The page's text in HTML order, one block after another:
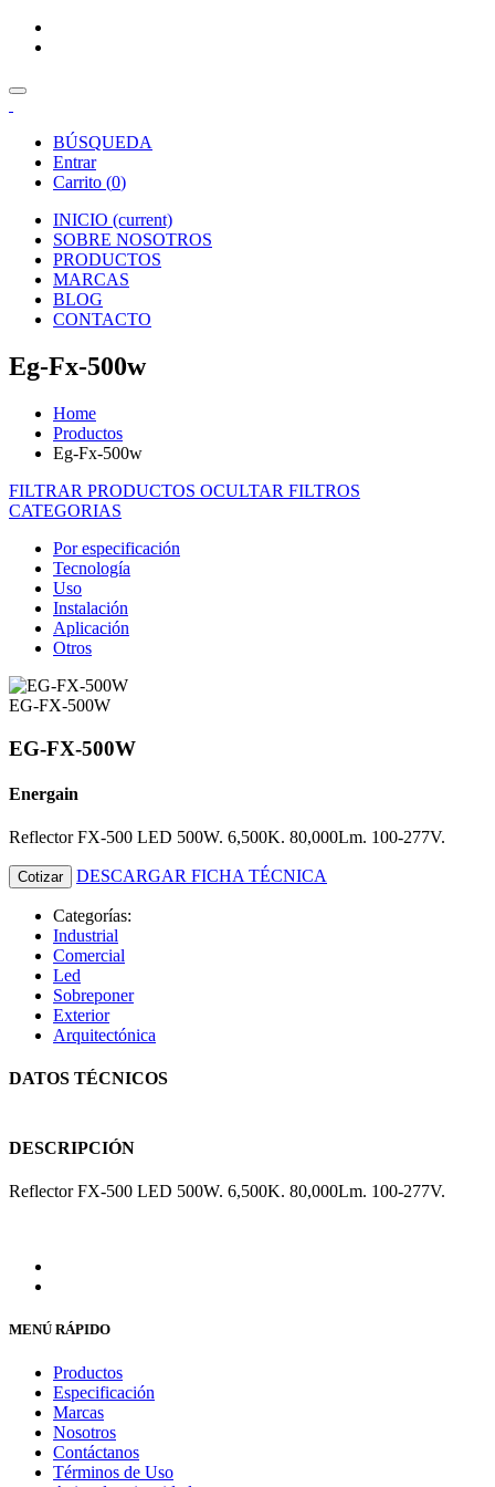
BÚSQUEDA
Entrar
Carrito (0)
INICIO (current)
SOBRE NOSOTROS
PRODUCTOS
MARCAS
BLOG
CONTACTO
Eg-Fx-500w
Home
Productos
Eg-Fx-500w
FILTRAR PRODUCTOS OCULTAR FILTROS
CATEGORIAS
Por especificación
Tecnología
Uso
Instalación
Aplicación
Otros
EG-FX-500W
EG-FX-500W
Energain
Reflector FX-500 LED 500W. 6,500K. 80,000Lm. 100-277V.
Cotizar DESCARGAR FICHA TÉCNICA
Categorías:
Industrial
Comercial
Led
Sobreponer
Exterior
Arquitectónica
DATOS TÉCNICOS
DESCRIPCIÓN
Reflector FX-500 LED 500W. 6,500K. 80,000Lm. 100-277V.
MENÚ RÁPIDO
Productos
Especificación
Marcas
Nosotros
Contáctanos
Términos de Uso